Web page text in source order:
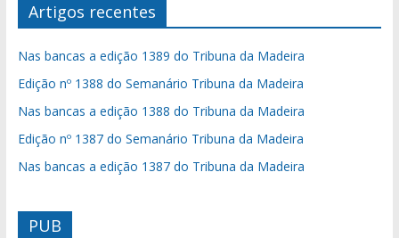
Artigos recentes
Nas bancas a edição 1389 do Tribuna da Madeira
Edição nº 1388 do Semanário Tribuna da Madeira
Nas bancas a edição 1388 do Tribuna da Madeira
Edição nº 1387 do Semanário Tribuna da Madeira
Nas bancas a edição 1387 do Tribuna da Madeira
PUB